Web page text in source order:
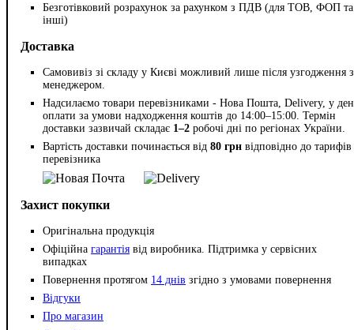
Безготівковий розрахунок за рахунком з ПДВ (для ТОВ, ФОП та
інші)
Доставка
Самовивіз зі складу у Києві можливий лише після узгодження з
менеджером.
Надсилаємо товари перевізниками - Нова Пошта, Delivery, у
оплати за умови надходження коштів до 14:00–15:00. Термін
доставки зазвичай складає 1–2 робочі дні по регіонах України.
Вартість доставки починається від 80 грн відповідно до тарифів
перевізника
Захист покупки
Оригінальна продукція
Офіційна гарантія від виробника. Підтримка у сервісних
випадках
Повернення протягом 14 днів згідно з умовами повернення
Відгуки
Про магазин